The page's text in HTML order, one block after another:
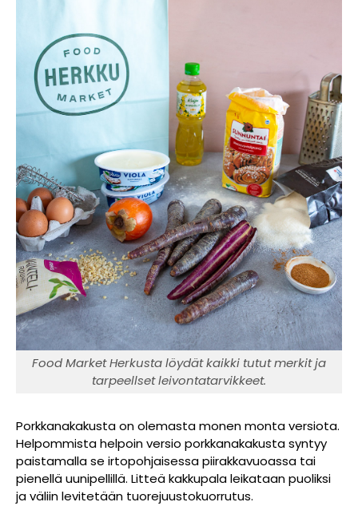
Food Market Herkusta löydät kaikki tutut merkit ja
tarpeellset leivontatarvikkeet.
Porkkanakakusta on olemasta monen monta versiota.
Helpommista helpoin versio porkkanakakusta syntyy
paistamalla se irtopohjaisessa piirakkavuoassa tai
pienellä uunipellillä. Litteä kakkupala leikataan puoliksi
ja väliin levitetään tuorejuustokuorrutus.